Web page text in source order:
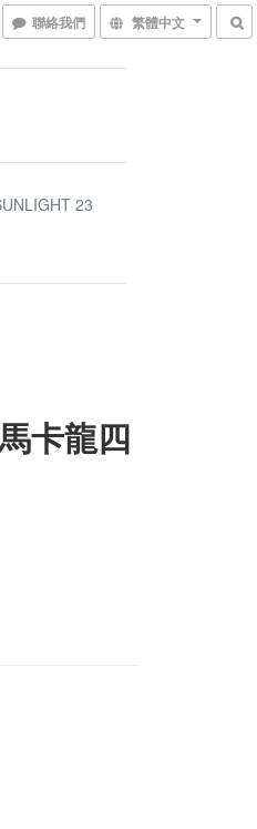
聯絡我們 繁體中文
23
卡龍四